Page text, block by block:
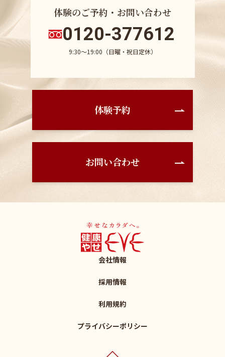
体験のご予約・お問い合わせ
0120-377612
9:30〜19:00（日曜・祝日定休）
体験予約
お問い合わせ
会社情報
採用情報
利用規約
プライバシーポリシー